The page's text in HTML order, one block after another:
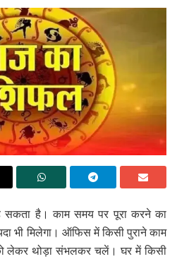
सकता है। काम समय पर पूरा करने का
भी मिलेगा। ऑफिस में किसी पुराने काम
लेकर थोड़ा संभलकर चलें। घर में किसी